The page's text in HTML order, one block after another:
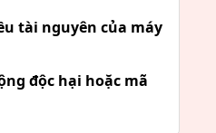
tài nguyên của máy
độc hại hoặc mã